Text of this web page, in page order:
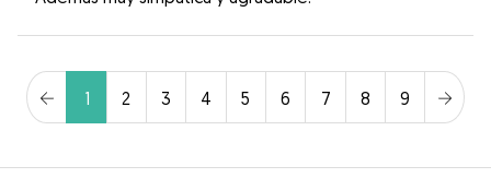
1 2 3 4 5 6 7 8 9